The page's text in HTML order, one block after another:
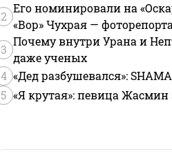
2
Его номинировали на
«Вор» Чухрая —
3
Почему внутри Урана и
даже ученых
4 «Дед разбушевался»:
5 «Я крутая»: певица Жасмин